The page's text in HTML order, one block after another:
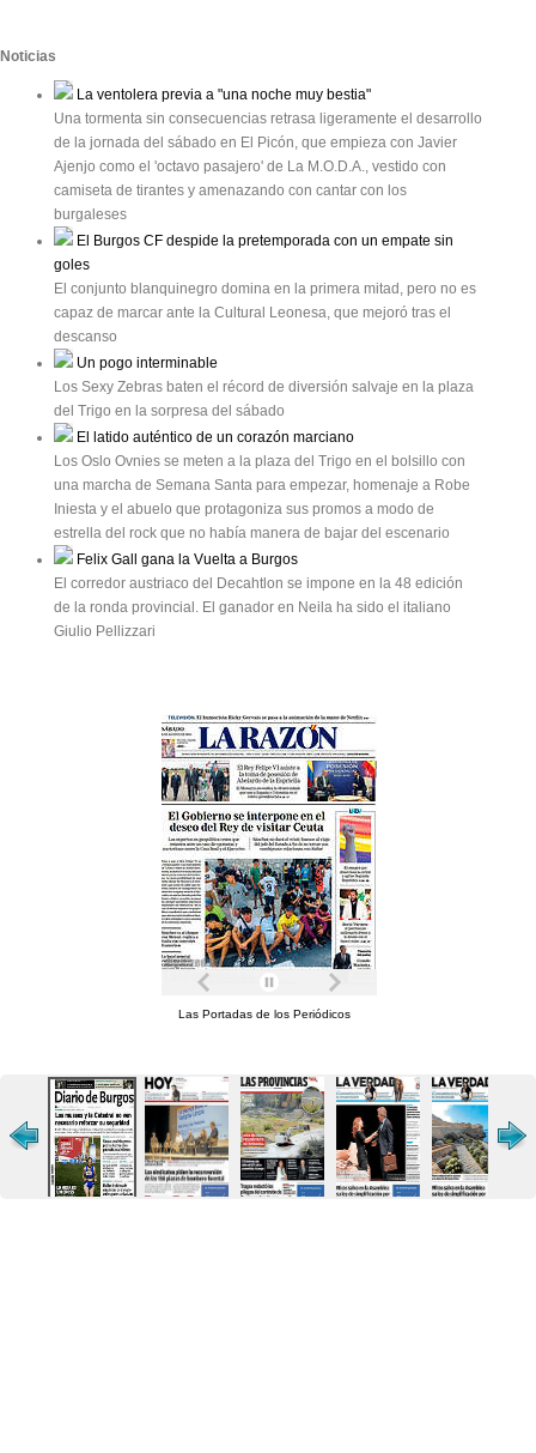
Noticias
La ventolera previa a "una noche muy bestia"
Una tormenta sin consecuencias retrasa ligeramente el desarrollo
de la jornada del sábado en El Picón, que empieza con Javier
Ajenjo como el 'octavo pasajero' de La M.O.D.A., vestido con
camiseta de tirantes y amenazando con cantar con los
burgaleses
El Burgos CF despide la pretemporada con un empate sin
goles
El conjunto blanquinegro domina en la primera mitad, pero no es
capaz de marcar ante la Cultural Leonesa, que mejoró tras el
descanso
Un pogo interminable
Los Sexy Zebras baten el récord de diversión salvaje en la plaza
del Trigo en la sorpresa del sábado
El latido auténtico de un corazón marciano
Los Oslo Ovnies se meten a la plaza del Trigo en el bolsillo con
una marcha de Semana Santa para empezar, homenaje a Robe
Iniesta y el abuelo que protagoniza sus promos a modo de
estrella del rock que no había manera de bajar del escenario
Felix Gall gana la Vuelta a Burgos
El corredor austriaco del Decahtlon se impone en la 48 edición
de la ronda provincial. El ganador en Neila ha sido el italiano
Giulio Pellizzari
Las Portadas de los Periódicos